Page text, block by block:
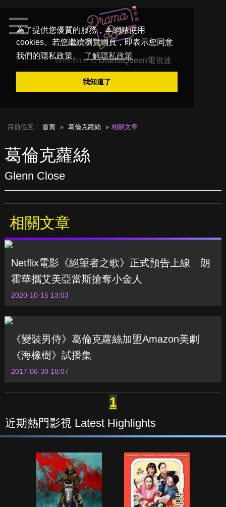
為了提供您優質的服務，本網站使用
cookies。若您繼續瀏覽網頁，即表示您同意
我們的隱私政策。
了解隱私政策
我知道了
Welcome toDramaQueen電視迷
目前位置： 首頁 葛倫克蘿絲 相關文章
葛倫克蘿絲
Glenn Close
相關文章
Netflix電影《絕望者之歌》正式預告上線 朗
霍華攜艾美亞當斯搶奪小金人
2020-10-15 13:03
《變裝男侍》葛倫克蘿絲加盟Amazon美劇
《海橡樹》試播集
2017-06-30 18:07
1
近期熱門影視 Latest Highlights